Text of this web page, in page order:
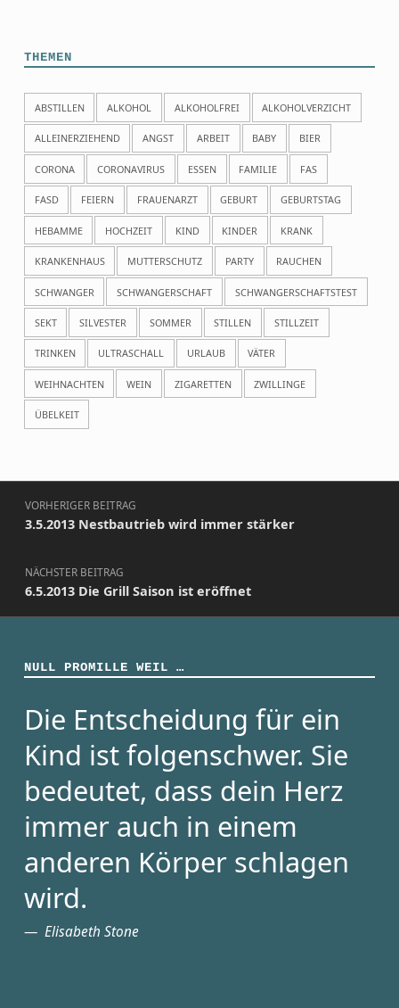
THEMEN
ABSTILLEN ALKOHOL ALKOHOLFREI ALKOHOLVERZICHT
ALLEINERZIEHEND ANGST ARBEIT BABY BIER
CORONA CORONAVIRUS ESSEN FAMILIE FAS
FASD FEIERN FRAUENARZT GEBURT GEBURTSTAG
HEBAMME HOCHZEIT KIND KINDER KRANK
KRANKENHAUS MUTTERSCHUTZ PARTY RAUCHEN
SCHWANGER SCHWANGERSCHAFT SCHWANGERSCHAFTSTEST
SEKT SILVESTER SOMMER STILLEN STILLZEIT
TRINKEN ULTRASCHALL URLAUB VÄTER
WEIHNACHTEN WEIN ZIGARETTEN ZWILLINGE
ÜBELKEIT
Beitragsnavigation
VORHERIGER BEITRAG
3.5.2013 Nestbautrieb wird immer stärker
NÄCHSTER BEITRAG
6.5.2013 Die Grill Saison ist eröffnet
NULL PROMILLE WEIL …
Die Entscheidung für ein
Kind ist folgenschwer. Sie
bedeutet, dass dein Herz
immer auch in einem
anderen Körper schlagen
wird.
Elisabeth Stone